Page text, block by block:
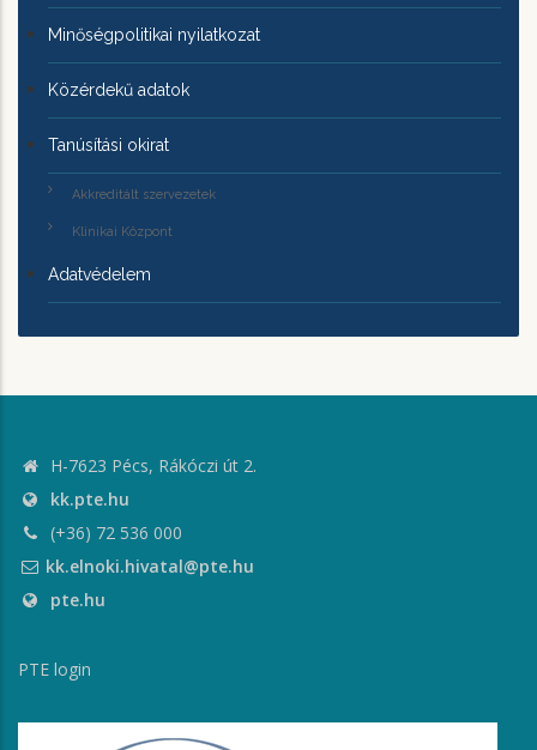
Minőségpolitikai nyilatkozat
Közérdekű adatok
Tanúsítási okirat
Akkreditált szervezetek
Klinikai Központ
Adatvédelem
H-7623 Pécs, Rákóczi út 2.
kk.pte.hu
(+36) 72 536 000
kk.elnoki.hivatal@pte.hu
pte.hu
PTE login